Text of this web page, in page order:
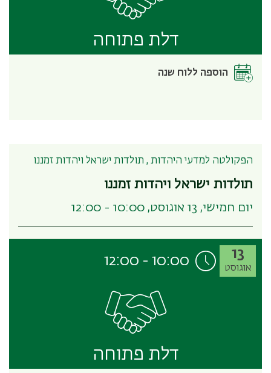
דלת פתוחה
הוספה ללוח שנה
הפקולטה למדעי היהדות , תולדות ישראל ויהדות זמננו
תולדות ישראל ויהדות זמננו
יום חמישי, 13 אוגוסט, 10:00 - 12:00
13
אוגוסט 10:00
-
12:00
דלת פתוחה